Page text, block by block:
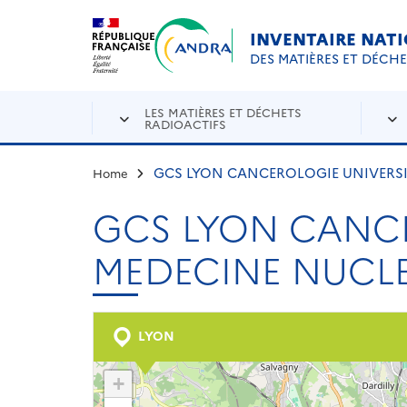
Aller au contenu principal
INVENTAIRE
DES MATIÈRES ET
LES MATIÈRES ET DÉCHETS
RADIOACTIFS
Home GCS LYON CANCEROLOGIE
GCS LYON
MEDECINE
LYON
+